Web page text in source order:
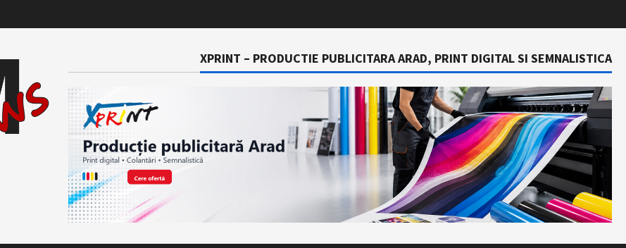
XPRINT – PRODUCTIE PUBLICITARA ARAD, PRINT DIGITAL SI SEMNALISTICA